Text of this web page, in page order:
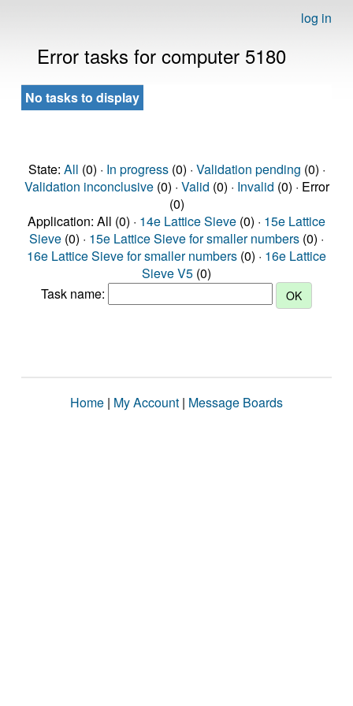
log in
Error tasks for computer 5180
No tasks to display
State: All (0) · In progress(0) · Validation pending (0) ·
Validation inconclusive(0) · Valid (0) · Invalid (0) · Error
(0)
Application: All (0) · 14e Lattice Sieve (0) · 15e Lattice
Sieve (0) · 15e Lattice Sieve for smaller numbers (0) ·
16e Lattice Sieve for smaller numbers (0) · 16e Lattice
Sieve V5 (0)
Task name:
Home | My Account | Message Boards